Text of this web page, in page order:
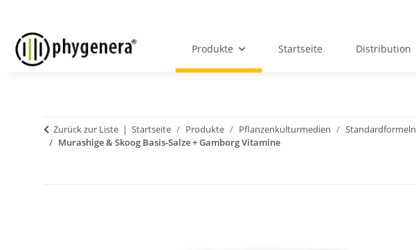
Produkte Startseite Distribution
Zurück zur Liste Startseite Produkte Pflanzenkulturmedien Standardformeln
Murashige & Skoog Basis-Salze + Gamborg Vitamine